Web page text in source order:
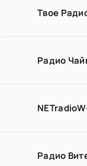
Твое
Радио
Радио